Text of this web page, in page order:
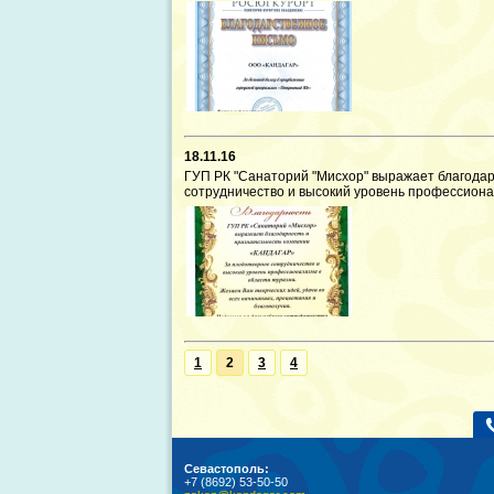
18.11.16
ГУП РК "Санаторий "Мисхор" выражает
сотрудничество и высокий уровень
1 2 3 4
Севастополь:
+7 (8692) 53-50-50